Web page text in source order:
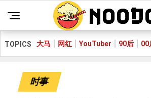
TOPICS 大马 网红 YouTuber 90后 00
时事